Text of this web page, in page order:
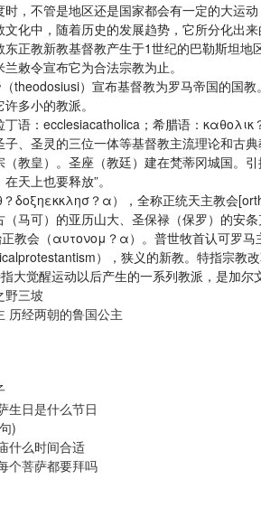
不管是地区还是国家都会有一定的大运动
中，随着历史的发展趋势，它所分化出来
教新教基督教产生于1世纪的巴勒斯坦地
敕令宣布它为合法宗教为止。
）宣布基督教为罗马帝国的国教
多小的教派。
：ecclesiacatholica；希腊语：καθολικ
、圣灵的三位一体等基督教主流理论和古
教皇）。圣座（教廷）建在梵蒂冈城国。
天上也要释放”。
？α），全称正统天主教会
马可）的亚历山大、圣保禄（保罗）的安
教会（αυτονομ？α）。普世牧首认可罗马
），狭义的新教。特指宗教改
大觉醒运动以后产生的一系列教派，是加尔
野三坡
历经两朝的鲁国公主
生日是什么节日
)
什么时间合适
个菩萨都要拜吗